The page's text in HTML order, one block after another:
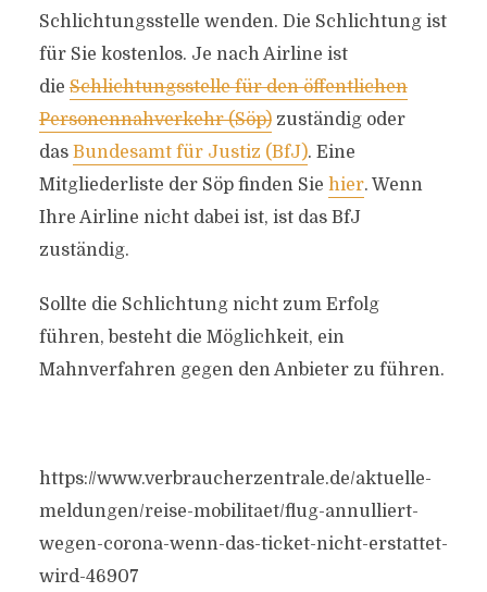
Schlichtungsstelle wenden. Die Schlichtung ist
für Sie kostenlos. Je nach Airline ist
dieSchlichtungsstelle für den öffentlichen
Personennahverkehr (Söp)zuständig oder
das Bundesamt für Justiz (BfJ). Eine
Mitgliederliste der Söp finden Sie hier. Wenn
Ihre Airline nicht dabei ist, ist das BfJ
zuständig.
Sollte die Schlichtung nicht zum Erfolg
führen, besteht die Möglichkeit, ein
Mahnverfahren gegen den Anbieter zu führen.
https://www.verbraucherzentrale.de/aktuelle-
meldungen/reise-mobilitaet/flug-annulliert-
wegen-corona-wenn-das-ticket-nicht-erstattet-
wird-46907